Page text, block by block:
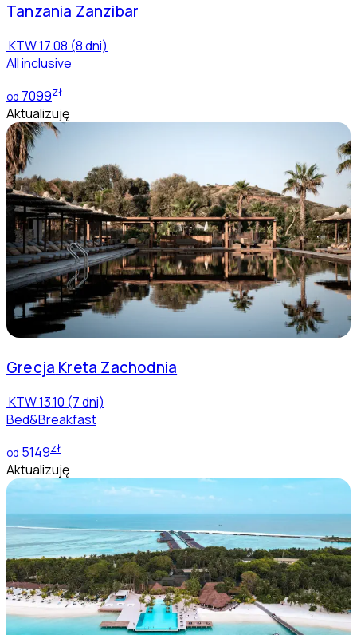
Tanzania Zanzibar
KTW17.08 (8 dni)
All inclusive
od 7099zł
Aktualizuję
Grecja Kreta Zachodnia
KTW13.10 (7 dni)
Bed&Breakfast
od 5149zł
Aktualizuję